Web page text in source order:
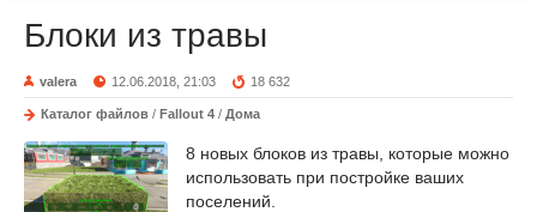
Блоки из травы
valera 12.06.2018, 21:03 18 632
Каталог файлов / Fallout 4 / Дома
8 новых блоков из травы, которые можно
использовать при постройке ваших
поселений.